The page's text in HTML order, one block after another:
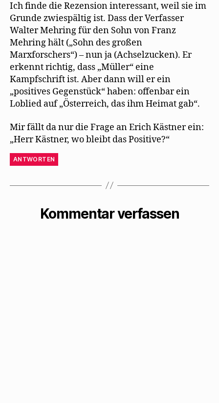
Ich finde die Rezension interessant, weil sie im
Grunde zwiespältig ist. Dass der Verfasser
Walter Mehring für den Sohn von Franz
Mehring hält („Sohn des großen
Marxforschers“) – nun ja (Achselzucken). Er
erkennt richtig, dass „Müller“ eine
Kampfschrift ist. Aber dann will er ein
„positives Gegenstück“ haben: offenbar ein
Loblied auf „Österreich, das ihm Heimat gab“.
Mir fällt da nur die Frage an Erich Kästner ein:
„Herr Kästner, wo bleibt das Positive?“
ANTWORTEN
Kommentar verfassen